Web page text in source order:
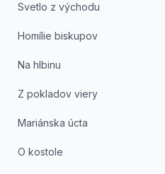
Svetlo z východu
Homílie biskupov
Na hlbinu
Z pokladov viery
Mariánska úcta
O kostole